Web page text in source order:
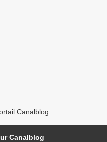
Canalblog
Canalblog